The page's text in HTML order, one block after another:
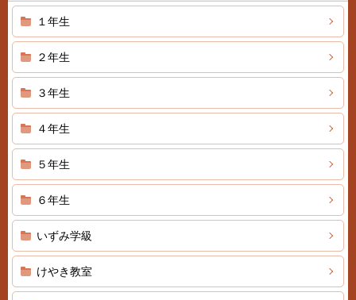
１年生
２年生
３年生
４年生
５年生
６年生
いずみ学級
けやき教室